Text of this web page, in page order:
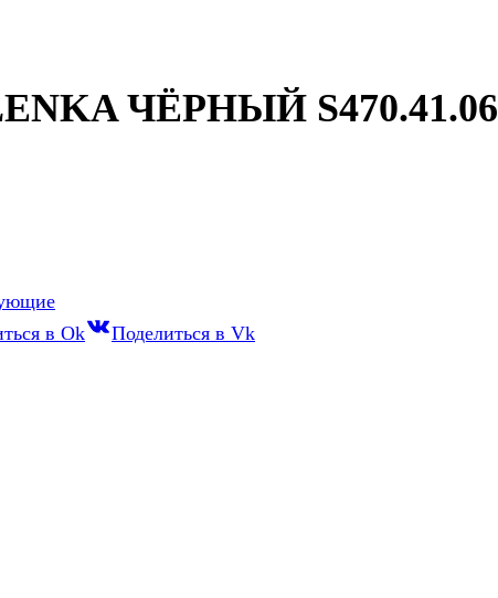
ЧЁРНЫЙ S470.41.06
в Ok
Поделиться в Vk